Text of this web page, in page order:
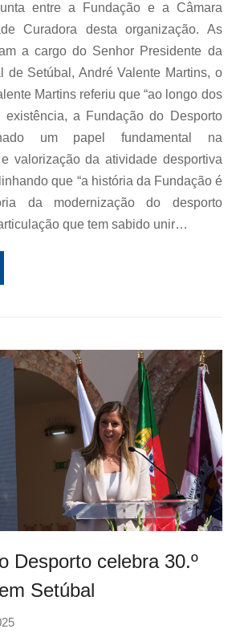
entre a Fundação e a Câmara
Curadora desta organização. As
a cargo do Senhor Presidente da
de Setúbal, André Valente Martins, o
Martins referiu que “ao longo dos
a Fundação do Desporto
um papel fundamental na
valorização da atividade desportiva
que “a história da Fundação é
da modernização do desporto
que tem sabido unir…
Desporto celebra 30.º
Setúbal